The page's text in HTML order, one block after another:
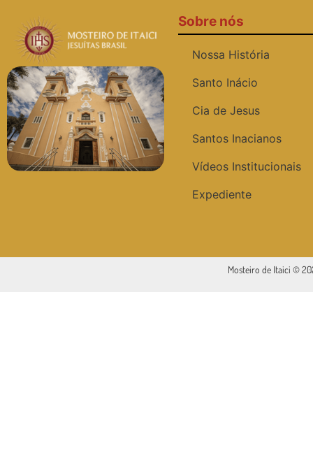
Sobre nós
Nossa História
Santo Inácio
Cia de Jesus
Santos Inacianos
Vídeos Institucionais
Expediente
Mosteiro de Itaici ©